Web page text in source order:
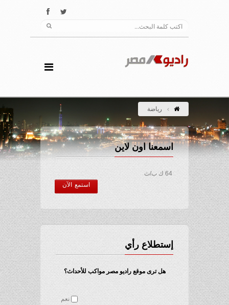
رياضة
اسمعنا اون لاين
64 ك ب/ث
استمع الآن
إستطلاع رأي
هل ترى موقع راديو مصر مواكب للأحداث؟
نعم